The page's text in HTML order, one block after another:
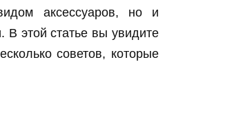
аксессуаров, но и
этой статье вы увидите
советов, которые